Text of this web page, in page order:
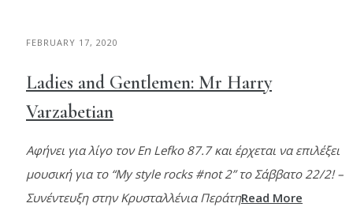
FEBRUARY 17, 2020
Ladies and Gentlemen: Mr Harry
Varzabetian
Αφήνει για λίγο τον En Lefko 87.7 και έρχεται να επιλέξει
μουσική για το “My style rocks #not 2” το Σάββατο 22/2! –
Συνέντευξη στην Κρυσταλλένια ΠεράτηRead More